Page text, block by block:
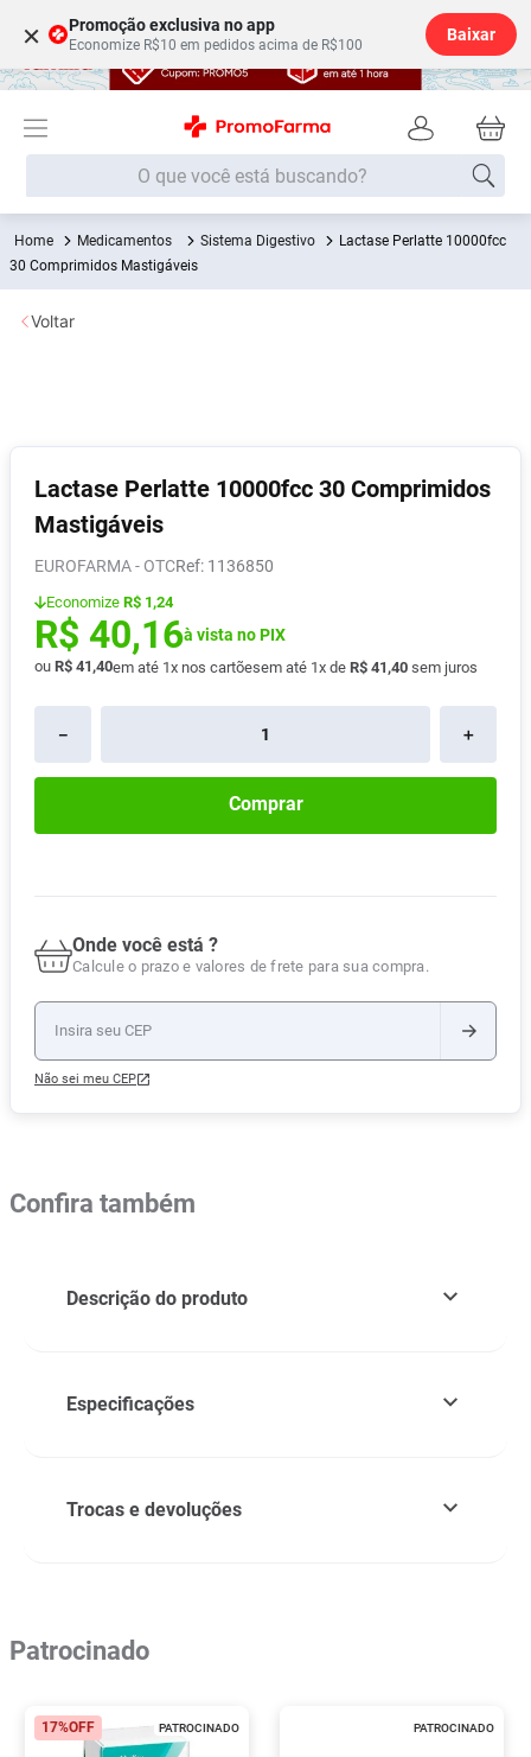
× Promoção exclusiva no app
Economize R$10 em pedidos acima de R$100
Baixar
O que você está buscando?
Medicamentos Sistema Digestivo
Lactase Perlatte 10000fcc
30 Comprimidos Mastigáveis
Lactase Perlatte 10000fcc 30 Comprimidos
Mastigáveis
EUROFARMA - OTC : 1136850
Economize R$ 1,24
R$ 40,16à vista no PIX
ou R$ 41 ,40em até 1x nos cartõesem até 1x de R$ 41 ,40 sem juros
＋
－
Comprar
Onde você está ?
Calcule o prazo e valores de frete para sua compra.
Não sei meu CEP
Voltar
Confira também
Descrição do produto
Especificações
Trocas e devoluções
Patrocinado
PATROCINADO
17%OFF PATROCINADO
Termos mais buscados
1º Fralda
2
5º Fralda G
6º Shampoo
7º Desodorante
8º Absorvente
9º Lavitan
10 º Vitamina D